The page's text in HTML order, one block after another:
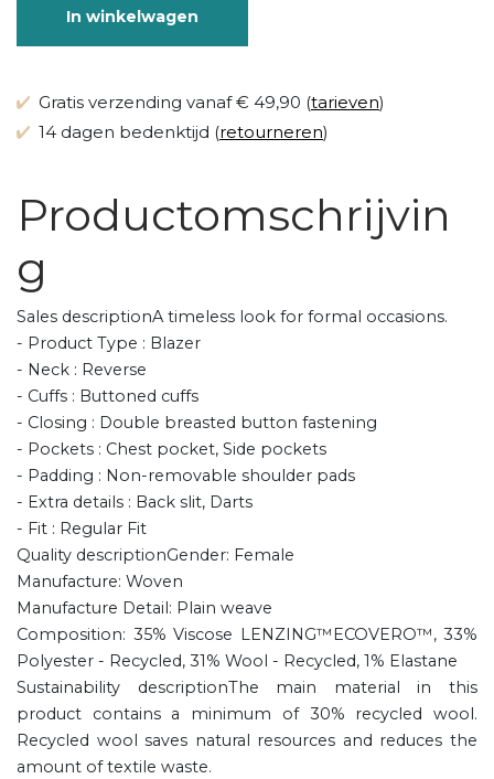
In winkelwagen
Gratis verzending vanaf € 49,90 (tarieven)
14 dagen bedenktijd (retourneren)
Productomschrijvin
g
Sales descriptionA timeless look for formal occasions.
- Product Type : Blazer
- Neck : Reverse
- Cuffs : Buttoned cuffs
- Closing : Double breasted button fastening
- Pockets : Chest pocket, Side pockets
- Padding : Non-removable shoulder pads
- Extra details : Back slit, Darts
- Fit : Regular Fit
Quality descriptionGender: Female
Manufacture: Woven
Manufacture Detail: Plain weave
Composition: 35% Viscose LENZING™ECOVERO™, 33%
Polyester - Recycled, 31% Wool - Recycled, 1% Elastane
Sustainability descriptionThe main material in this
product contains a minimum of 30% recycled wool.
Recycled wool saves natural resources and reduces the
amount of textile waste.